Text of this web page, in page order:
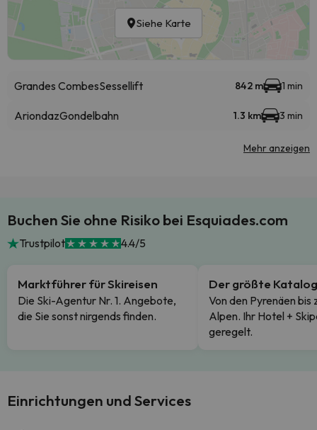
Siehe Karte
Grandes CombesSessellift 842 m 1 min
AriondazGondelbahn 1.3 km 3 min
Mehr anzeigen
Buchen Sie ohne Risiko bei Esquiades.com
Trustpilot 4.4/5
Marktführer für Skireisen
Die Ski-Agentur Nr. 1. Angebote,
die Sie sonst nirgends finden.
Der größte Katalog
Von den Pyrenäen bis
Alpen. Ihr Hotel +
geregelt.
Einrichtungen und Services